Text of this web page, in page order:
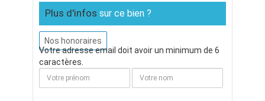
Plus d'infos sur ce bien ?
Nos honoraires
Votre adresse email doit avoir un minimum de 6
caractères.